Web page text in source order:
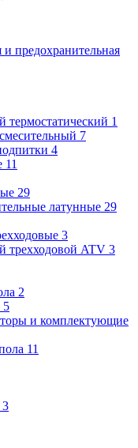
предохранительная
термостатический 1
7
4
11
29
латунные 29
3
трехходовой ATV 3
2
5
и комплектующие
11
3